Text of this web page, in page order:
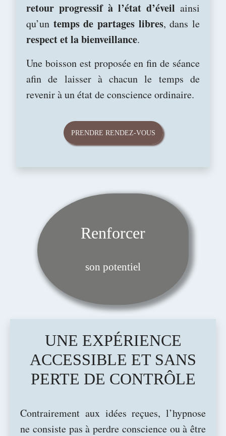
retour progressif à l’état d’éveil ainsi
qu’un temps de partages libres, dans le
respect et la bienveillance.
Une boisson est proposée en fin de séance
afin de laisser à chacun le temps de
revenir à un état de conscience ordinaire.
PRENDRE RENDEZ-VOUS
Renforcer
son potentiel
UNE EXPÉRIENCE
ACCESSIBLE ET SANS
PERTE DE CONTRÔLE
Contrairement aux idées reçues, l’hypnose
ne consiste pas à perdre conscience ou à être